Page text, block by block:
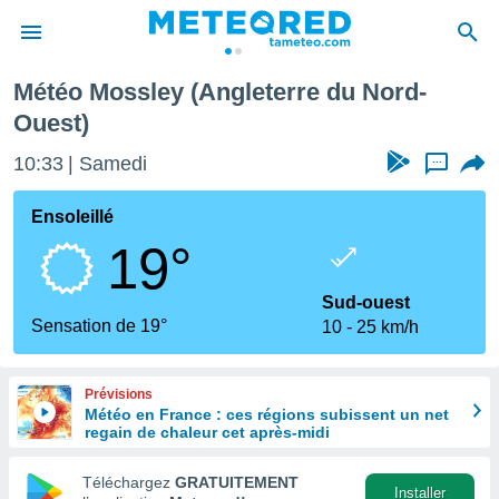
de
a
par
en
Météo Mossley (Angleterre du Nord-
Ouest)
10:33 Samedi ...
Ensoleillé
19°
Sensation de 19°
Sud-ouest
10
25 km/h
Prévisions
Météo en France : ces régions subissent un net
regain de chaleur cet après-midi
Téléchargez GRATUITEMENT
Installer